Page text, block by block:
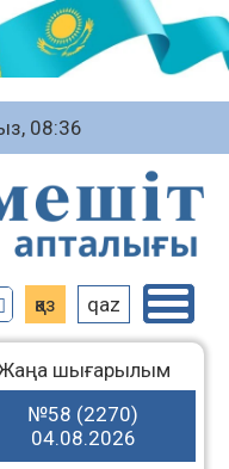
08:36
қаз qaz
шығарылым
№58 (2270)
04.08.2026